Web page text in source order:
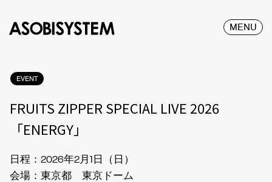
MENU
EVENT
FRUITS ZIPPER SPECIAL LIVE 2026
「ENERGY」
日程：2026年2月1日（日）
会場：東京都 東京ドーム